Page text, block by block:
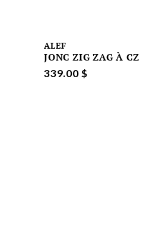
ALEF
JONC ZIG ZAG À CZ
339.00 $